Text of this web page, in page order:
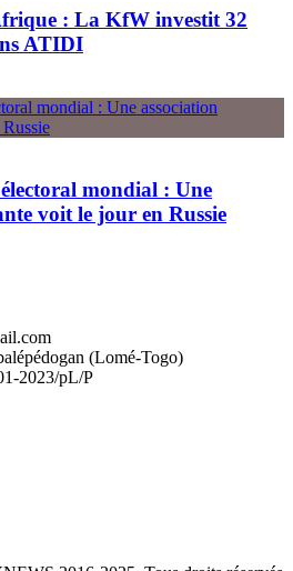
: La KfW investit 32
ATIDI
mondial : Une
voit le jour en Russie
(Lomé-Togo)
2023/pL/P